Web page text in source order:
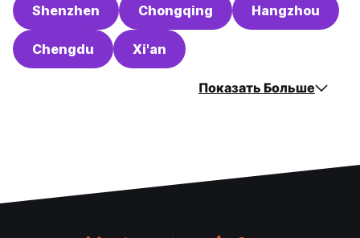
Shenzhen Chongqing Hangzhou
Chengdu Xi'an
Показать Больше